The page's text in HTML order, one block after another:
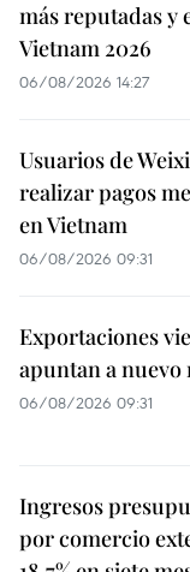
más reputadas y
Vietnam 2026
06/08/2026 14:27
Usuarios de
realizar pagos
en Vietnam
06/08/2026 09:31
Exportaciones
apuntan a nuevo
06/08/2026 09:31
Ingresos
por comercio